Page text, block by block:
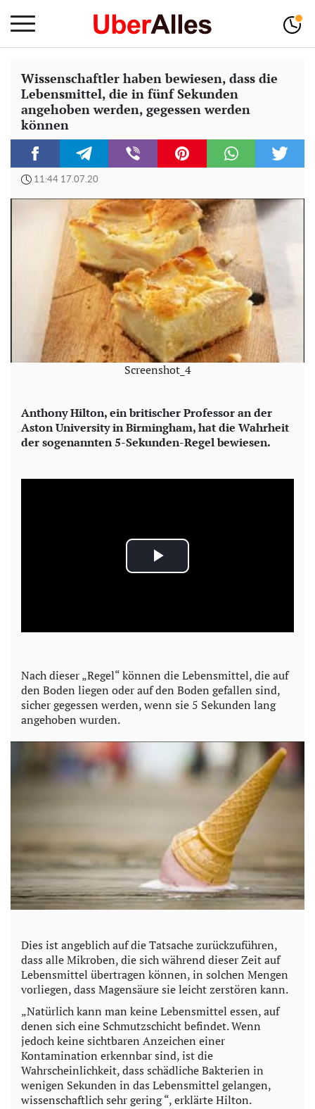
Wissenschaftler haben bewiesen, dass die
Lebensmittel, die in fünf Sekunden
angehoben werden, gegessen werden
können
11:44 17.07.20
Screenshot_4
Anthony Hilton, ein britischer Professor an der
Aston University in Birmingham, hat die Wahrheit
der sogenannten 5-Sekunden-Regel bewiesen.
P
a
y
V
Nach dieser „Regel“ können die Lebensmittel, die auf
den Boden liegen oder auf den Boden gefallen sind,
sicher gegessen werden, wenn sie 5 Sekunden lang
angehoben wurden.
Dies ist angeblich auf die Tatsache zurückzuführen,
dass alle Mikroben, die sich während dieser Zeit auf
Lebensmittel übertragen können, in solchen Mengen
vorliegen, dass Magensäure sie leicht zerstören kann.
„Natürlich kann man keine Lebensmittel essen, auf
denen sich eine Schmutzschicht befindet. Wenn
jedoch keine sichtbaren Anzeichen einer
Kontamination erkennbar sind, ist die
Wahrscheinlichkeit, dass schädliche Bakterien in
wenigen Sekunden in das Lebensmittel gelangen,
wissenschaftlich sehr gering “, erklärte Hilton.